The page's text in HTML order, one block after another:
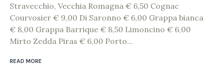
Stravecchio, Vecchia Romagna € 6,50 Cognac
Courvosier € 9,00 Di Saronno € 6,00 Grappa bianca
€ 8,00 Grappa Barrique € 8,50 Limoncino € 6,00
Mirto Zedda Piras € 6,00 Porto...
READ MORE